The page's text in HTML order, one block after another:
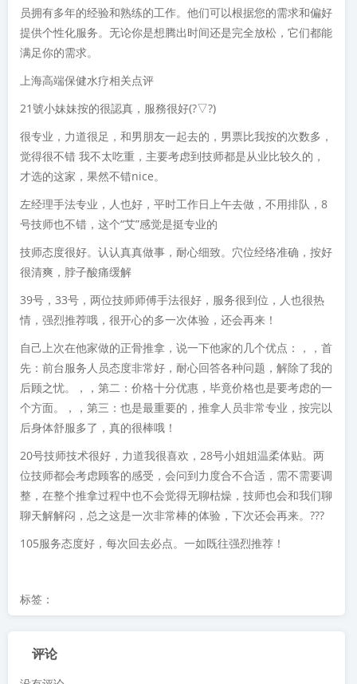
员拥有多年的经验和熟练的工作。他们可以根据您的需求和偏好
提供个性化服务。无论你是想腾出时间还是完全放松，它们都能
满足你的需求。
上海高端保健水疗相关点评
21號小妹妹按的很認真，服務很好(?▽?)
很专业，力道很足，和男朋友一起去的，男票比我按的次数多，
觉得很不错 我不太吃重，主要考虑到技师都是从业比较久的，
才选的这家，果然不错nice。
左经理手法专业，人也好，平时工作日上午去做，不用排队，8
号技师也不错，这个“艾”感觉是挺专业的
技师态度很好。认认真真做事，耐心细致。穴位经络准确，按好
很清爽，脖子酸痛缓解
39号，33号，两位技师师傅手法很好，服务很到位，人也很热
情，强烈推荐哦，很开心的多一次体验，还会再来！
自己上次在他家做的正骨推拿，说一下他家的几个优点：，，首
先：前台服务人员态度非常好，耐心回答各种问题，解除了我的
后顾之忧。，，第二：价格十分优惠，毕竟价格也是要考虑的一
个方面。，，第三：也是最重要的，推拿人员非常专业，按完以
后身体舒服多了，真的很棒哦！
20号技师技术很好，力道我很喜欢，28号小姐姐温柔体贴。两
位技师都会考虑顾客的感受，会问到力度合不合适，需不需要调
整，在整个推拿过程中也不会觉得无聊枯燥，技师也会和我们聊
聊天解解闷，总之这是一次非常棒的体验，下次还会再来。???
105服务态度好，每次回去必点。一如既往强烈推荐！
标签：
评论